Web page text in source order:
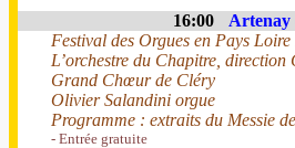
16:00 Artenay
Festival des Orgues en Pays Loire
L’orchestre du Chapitre,
Grand Chœur de Cléry
Olivier Salandini orgue
Programme : extraits du Messie
- Entrée gratuite